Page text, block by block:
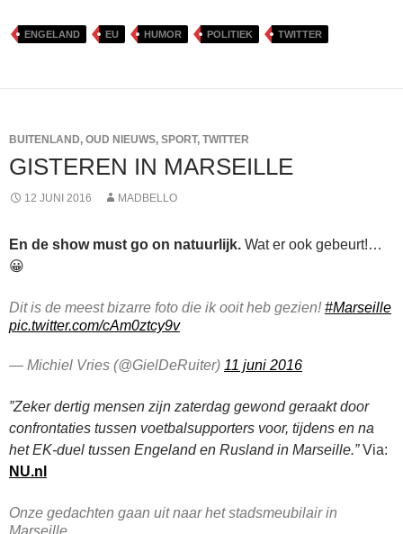
ENGELAND EU HUMOR POLITIEK TWITTER
BUITENLAND, OUD NIEUWS, SPORT, TWITTER
GISTEREN IN MARSEILLE
12 JUNI 2016 MADBELLO
En de show must go on natuurlijk. Wat er ook gebeurt!…
😀
Dit is de meest bizarre foto die ik ooit heb gezien!#Marseille
pic.twitter.com/cAm0ztcy9v
— Michiel Vries (@GielDeRuiter) 11 juni 2016
”Zeker dertig mensen zijn zaterdag gewond geraakt door
confrontaties tussen voetbalsupporters voor, tijdens en na
het EK-duel tussen Engeland en Rusland in Marseille.”Via:
NU.nl
Onze gedachten gaan uit naar het stadsmeubilair in
Marseille.